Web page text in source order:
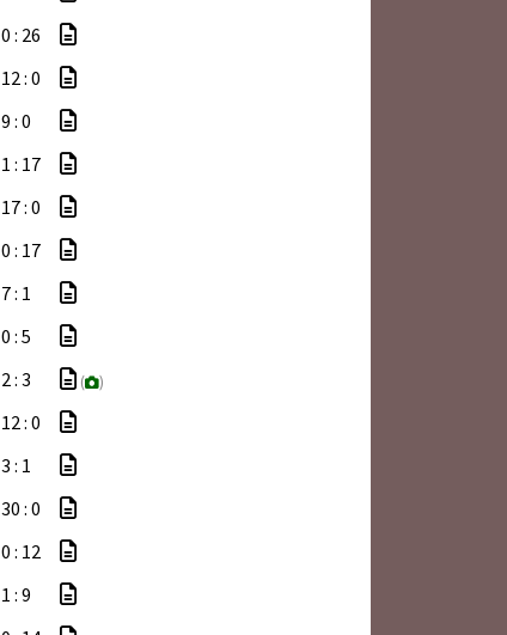
0 : 26
12 : 0
9 : 0
1 : 17
17 : 0
0 : 17
7 : 1
0 : 5
2 : 3 ( )
12 : 0
3 : 1
30 : 0
0 : 12
1 : 9